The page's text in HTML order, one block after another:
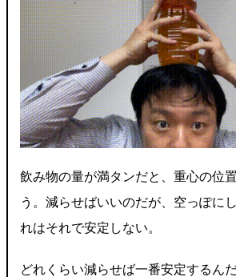
飲み物の量が満タンだと、重心の位
う。減らせばいいのだが、空っぽに
れはそれで安定しない。
どれくらい減らせば一番安定するん